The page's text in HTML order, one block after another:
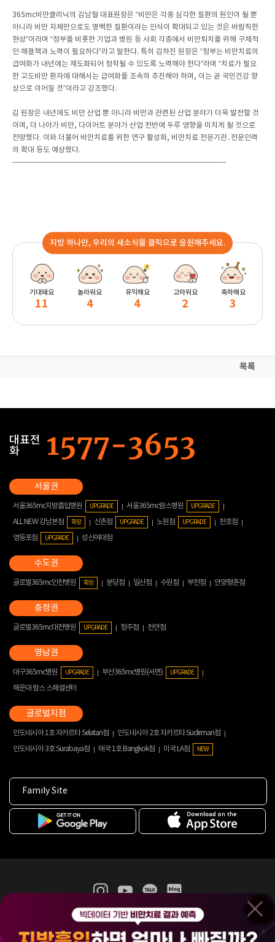
365mc비만클리닉의 김남철 대표원장은 “비만은 각종 심각한 질환의 원인이 될 뿐
아니라 비만 자체만으로도 명백한 질환이라는 인식이 확대되고 있는 것은 바람직한
현상”이라며 “정부를 비롯한 기업과 병원 등 사회 각층에서 비만퇴치를 위해 구체적
인 해결책과 노력이 필요하다”라고 말한다. 특히 김하진 원장은 “정부는 비만치료의
급여화가 내년에는 제도화되어 정착될 수 있도록 노력해야 한다”라며 “치료가 필요
한 고도비만 환자에 대해서는 급여화를 조속히 추진해야 하며, 이는 곧 국민건강 향
상으로 이어질 것”이라고 강조했다.
김 원장은 내년에도 비만 산업 뿐 아니라 비만과 관련된 산업 분야가 더욱 발전할 것
이며, 더 나아가 비만, 다이어트 분야가 산업 전반에 두루 영향을 미치게 될 것으로
전망했다. 이와 더불어 비만치료를 위한 연구 활성화, 비만치료 전문기관․전문인력
의 확대 등도 예상했다.
---------------------------------------------------------------------------------------
지방 하나만, 우리의 새소식을 클릭으로 응원해주세요.
기대돼요
11
놀라워요
4
유익해요
4
고마워요
2
축하해요
3
목록
대표전
화
서울365mc지방흡입병원 UPGRADE 서울365mc람스병원 UPGRADE
ALL NEW 강남본점 확장 신촌점 UPGRADE 노원점 UPGRADE
천호점
영등포점
UPGRADE 성신여대점
글로벌365mc인천병원 확장 분당점 일산점 수원점 부천점 안양평촌점
글로벌365mc대전병원 UPGRADE 청주점 천안점
대구365mc병원 UPGRADE 부산365mc병원(서면) UPGRADE
해운대 람스 스페셜센터
인도네시아 1호 자카르타 Selatan점
인도네시아 2호 자카르타 Sudirman점
인도네시아 3호 Surabaya점
태국 1호 Bangkok점 미국 LA점 NEW
Family Site
365mc 병·의원 이용약관
홈페이지 이용약관
비급여진료수가